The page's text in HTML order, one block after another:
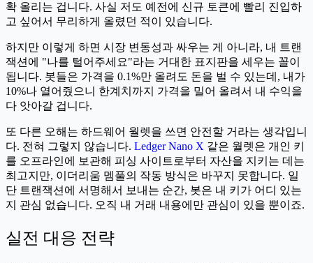
확 올리는 겁니다. 사실 저도 예전에 신규 토큰에 빨리 진입하
고 싶어서 무리하게 올렸던 적이 있습니다.
하지만 이렇게 하면 시장 변동성과 싸우는 게 아니라, 내 트랜
잭션에 "나를 털어주세요"라는 거대한 표지판을 세우는 꼴이
됩니다. 봇들은 가격을 0.1%만 올려도 돈을 벌 수 있는데, 내가
10%나 열어줬으니 한계치까지 가격을 밀어 올려서 내 수익을
다 앗아갈 겁니다.
또 다른 오해는 하드웨어 월렛을 쓰면 안전할 거라는 생각입니
다. 전혀 그렇지 않습니다. Ledger Nano X 같은 월렛은 개인 키
를 오프라인에 보관해 피싱 사이트로부터 자산을 지키는 데는
최고지만, 이더리움 멤풀의 작동 방식은 바꾸지 못합니다. 일
단 트랜잭션에 서명해서 보내는 순간, 봇은 내 키가 어디 있는
지 관심 없습니다. 오직 내 거래 내용에만 관심이 있을 뿐이죠.
실전 대응 전략